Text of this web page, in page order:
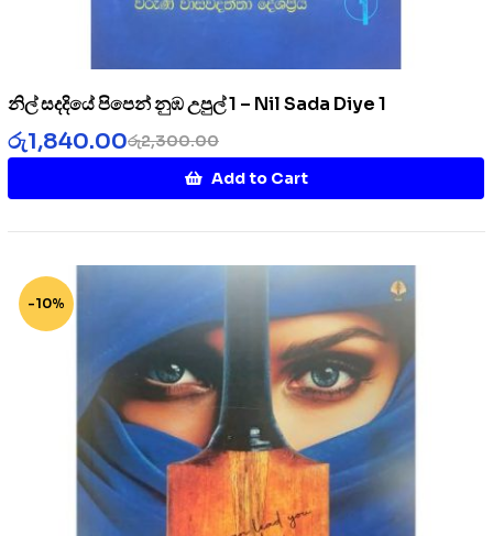
නිල් සදදියේ පිපෙන් නුඹ උපුල් 1 – Nil Sada Diye 1
රු2,300.00
රු1,840.00
Add to Cart
-10%